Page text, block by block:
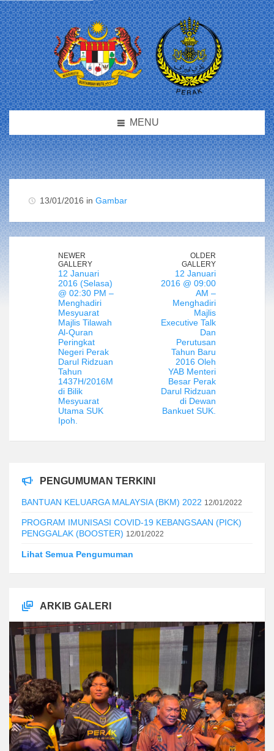
MENU
13/01/2016 in Gambar
NEWER
GALLERY
12 Januari
2016 (Selasa)
@ 02:30 PM –
Menghadiri
Mesyuarat
Majlis Tilawah
Al-Quran
Peringkat
Negeri Perak
Darul Ridzuan
Tahun
1437H/2016M
di Bilik
Mesyuarat
Utama SUK
Ipoh.
OLDER
GALLERY
12 Januari
2016 @ 09:00
AM –
Menghadiri
Majlis
Executive Talk
Dan
Perutusan
Tahun Baru
2016 Oleh
YAB Menteri
Besar Perak
Darul Ridzuan
di Dewan
Bankuet SUK.
PENGUMUMAN TERKINI
BANTUAN KELUARGA MALAYSIA (BKM) 2022 12/01/2022
PROGRAM IMUNISASI COVID-19 KEBANGSAAN (PICK)
PENGGALAK (BOOSTER) 12/01/2022
Lihat Semua Pengumuman
ARKIB GALERI